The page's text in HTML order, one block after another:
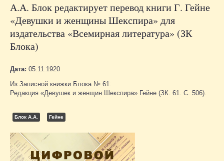
А.А. Блок редактирует перевод книги Г. Гейне
«Девушки и женщины Шекспира» для
издательства «Всемирная литература» (ЗК
Блока)
Дата: 05.11.1920
Из Записной книжки Блока № 61:
Редакция «Девушек и женщин Шекспира» Гейне (ЗК. 61. С. 506).
Блок А.А. Гейне